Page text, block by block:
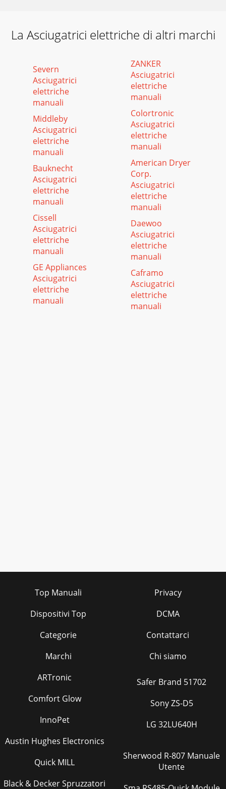
La Asciugatrici elettriche di altri marchi
Severn
Asciugatrici
elettriche
manuali
Middleby
Asciugatrici
elettriche
manuali
Bauknecht
Asciugatrici
elettriche
manuali
Cissell
Asciugatrici
elettriche
manuali
GE Appliances
Asciugatrici
elettriche
manuali
ZANKER
Asciugatrici
elettriche
manuali
Colortronic
Asciugatrici
elettriche
manuali
American Dryer
Corp.
Asciugatrici
elettriche
manuali
Daewoo
Asciugatrici
elettriche
manuali
Caframo
Asciugatrici
elettriche
manuali
Top Manuali
Dispositivi Top
Categorie
Marchi
Privacy
DCMA
Contattarci
Chi siamo
ARTronic
Comfort Glow
InnoPet
Austin Hughes Electronics
Quick MILL
Black & Decker Spruzzatori
Safer Brand 51702
Sony ZS-D5
LG 32LU640H
Sherwood R-807 Manuale
Utente